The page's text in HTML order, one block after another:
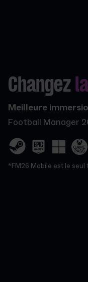
Changez
Meilleure
Football Manager
*FM26 Mobile est le